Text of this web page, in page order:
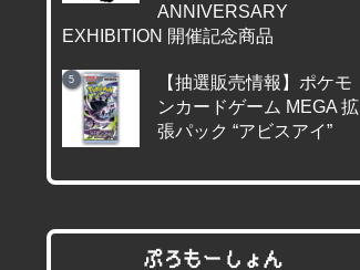
ANNIVERSARY
EXHIBITION 開催記念商品
【抽選販売情報】ポケモ
ンカードゲーム MEGA 拡
張パック “アビスアイ”
ぷろもーしょん